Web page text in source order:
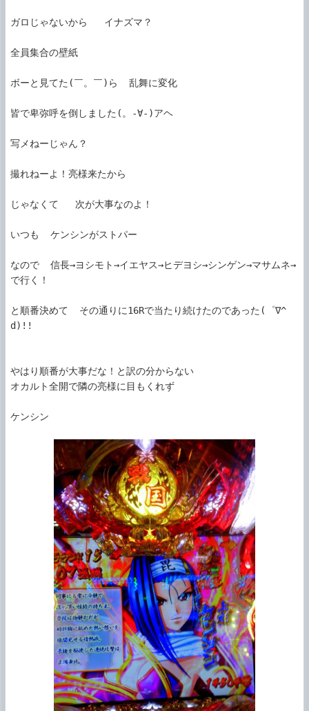
ガロじゃないから   イナズマ？
全員集合の壁紙
ボーと見てた(￣。￣)ら  乱舞に変化
皆で卑弥呼を倒しました(。-∀-)アヘ
写メねーじゃん？
撮れねーよ！亮様来たから
じゃなくて   次が大事なのよ！
いつも  ケンシンがストパー
なので  信長→ヨシモト→イエヤス→ヒデヨシ→シンゲン→マサムネ→
で行く！
と順番決めて  その通りに16Rで当たり続けたのであった(゜∇^
d)!!
やはり順番が大事だな！と訳の分からない
オカルト全開で隣の亮様に目もくれず
ケンシン